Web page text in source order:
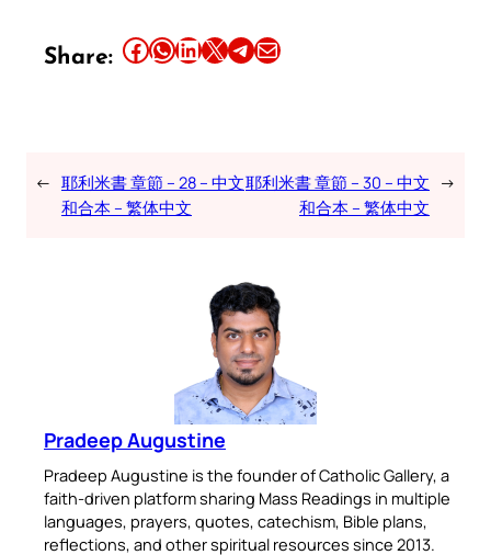
Share: Share this article on Facebook Share this article on WhatsApp Share this article on LinkedIn Share this article on X Share this article on TelegramEmail this Article
← 耶利米書 章節 – 28 – 中文
和合本 – 繁体中文
耶利米書 章節 – 30 – 中文
和合本 – 繁体中文
→
Pradeep Augustine
Pradeep Augustine is the founder of Catholic Gallery, a
faith-driven platform sharing Mass Readings in multiple
languages, prayers, quotes, catechism, Bible plans,
reflections, and other spiritual resources since 2013.